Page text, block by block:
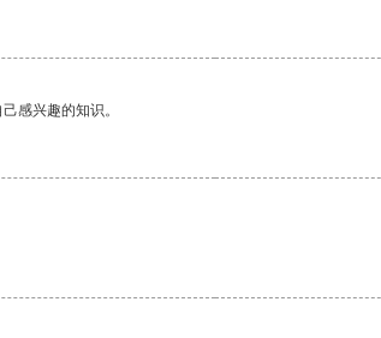
感兴趣的知识。